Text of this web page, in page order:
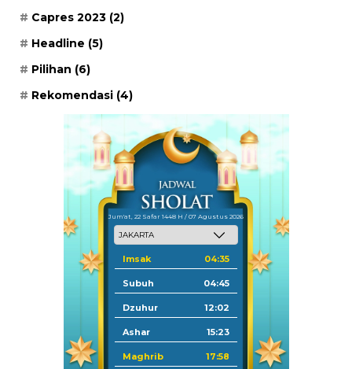
Capres 2023 (2)
Headline (5)
Pilihan (6)
Rekomendasi (4)
Jum'at, 22 Safar 1448 H / 07 Agustus 2026
Imsak 04:35
Subuh 04:45
Dzuhur 12:02
Ashar 15:23
Maghrib 17:58